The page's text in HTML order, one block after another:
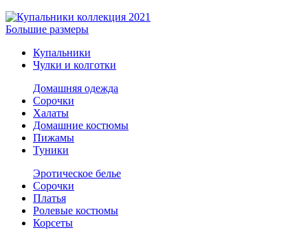
Большие размеры
Купальники
Чулки и колготки
Домашняя одежда
Сорочки
Халаты
Домашние костюмы
Пижамы
Туники
Эротическое белье
Сорочки
Платья
Ролевые костюмы
Корсеты